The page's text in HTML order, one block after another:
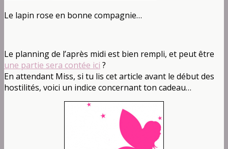
Le lapin rose en bonne compagnie…
Le planning de l’après midi est bien rempli, et peut être
une partie sera contée ici ?
En attendant Miss, si tu lis cet article avant le début des
hostilités, voici un indice concernant ton cadeau…